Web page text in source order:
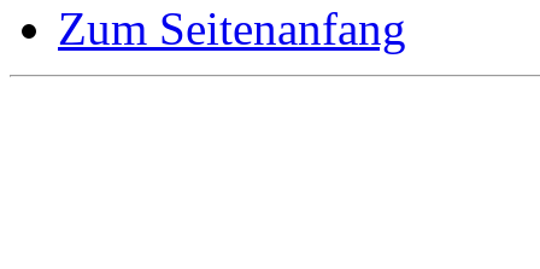
Zum Seitenanfang